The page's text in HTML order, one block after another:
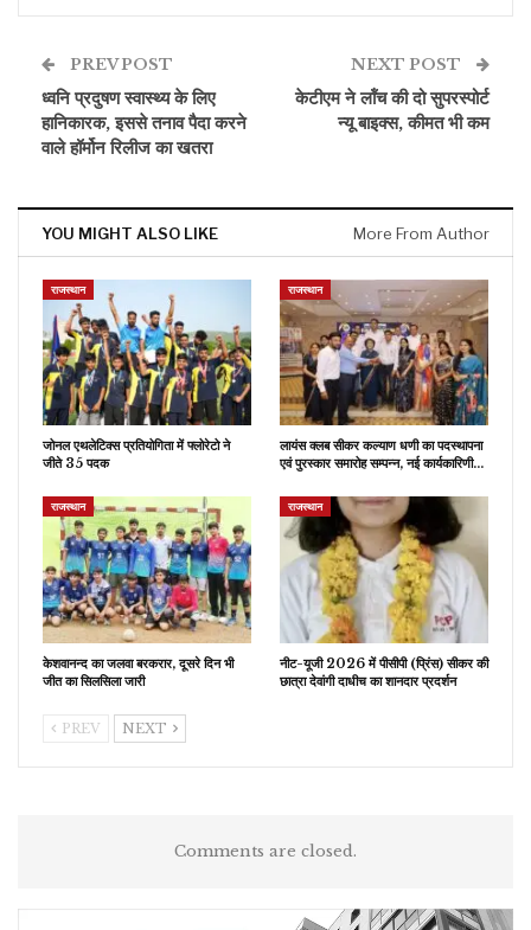
PREV POST
ध्वनि प्रदुषण स्वास्थ्य के लिए
हानिकारक, इससे तनाव पैदा करने
वाले हॉर्मोन रिलीज का खतरा
NEXT POST
केटीएम ने लॉंच की दो सुपरस्पोर्ट
न्यू बाइक्स, कीमत भी कम
YOU MIGHT ALSO LIKE More From Author
राजस्थान
जोनल एथलेटिक्स प्रतियोगिता में फ्लोरेटो ने
जीते 35 पदक
राजस्थान
लायंस क्लब सीकर कल्याण धणी का पदस्थापना
एवं पुरस्कार समारोह सम्पन्न, नई कार्यकारिणी…
राजस्थान
केशवानन्द का जलवा बरकरार, दूसरे दिन भी
जीत का सिलसिला जारी
राजस्थान
नीट-यूजी 2026 में पीसीपी (प्रिंस) सीकर की
छात्रा देवांगी दाधीच का शानदार प्रदर्शन
PREV NEXT
Comments are closed.